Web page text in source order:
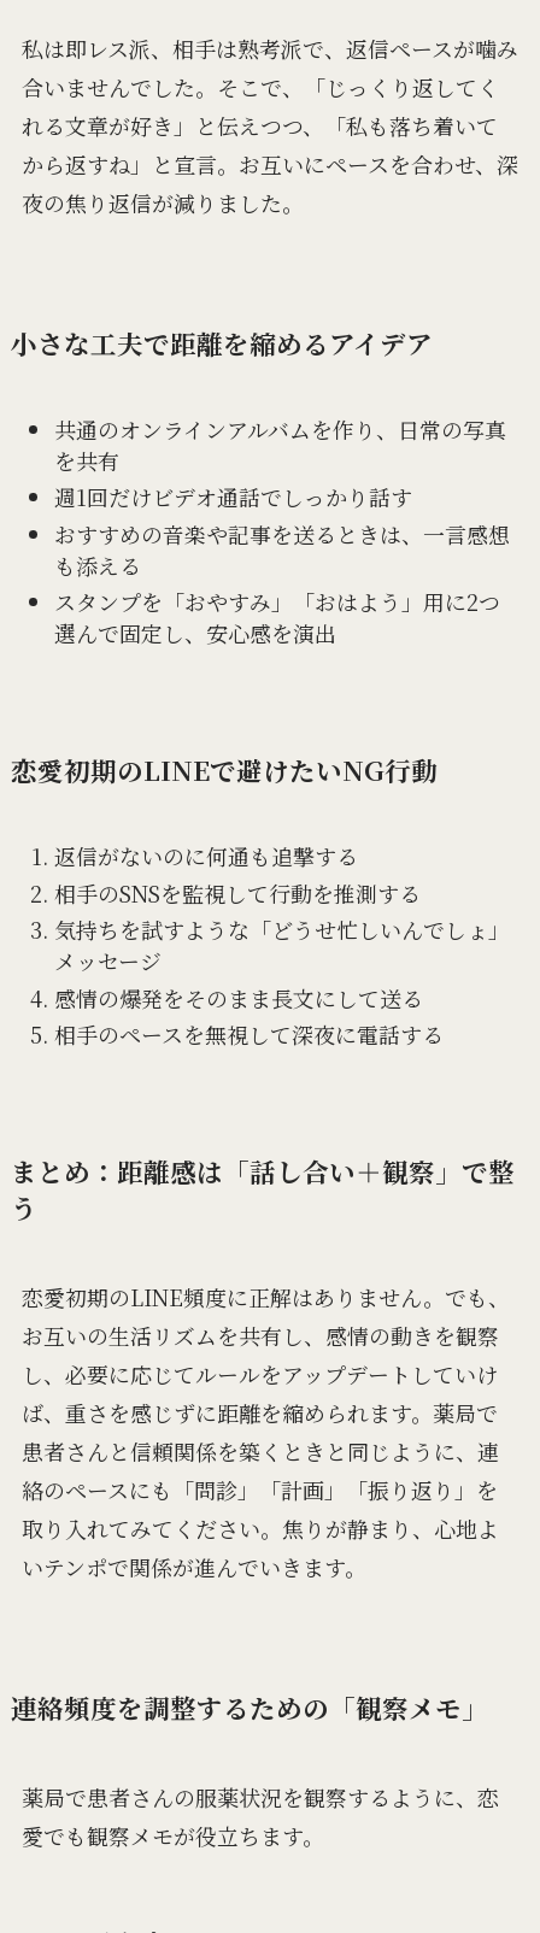
私は即レス派、相手は熟考派で、返信ペースが噛み
合いませんでした。そこで、「じっくり返してく
れる文章が好き」と伝えつつ、「私も落ち着いて
から返すね」と宣言。お互いにペースを合わせ、深
夜の焦り返信が減りました。
小さな工夫で距離を縮めるアイデア
共通のオンラインアルバムを作り、日常の写真
を共有
週1回だけビデオ通話でしっかり話す
おすすめの音楽や記事を送るときは、一言感想
も添える
スタンプを「おやすみ」「おはよう」用に2つ
選んで固定し、安心感を演出
恋愛初期のLINEで避けたいNG行動
返信がないのに何通も追撃する
相手のSNSを監視して行動を推測する
気持ちを試すような「どうせ忙しいんでしょ」
メッセージ
感情の爆発をそのまま長文にして送る
相手のペースを無視して深夜に電話する
まとめ：距離感は「話し合い＋観察」で整
う
恋愛初期のLINE頻度に正解はありません。でも、
お互いの生活リズムを共有し、感情の動きを観察
し、必要に応じてルールをアップデートしていけ
ば、重さを感じずに距離を縮められます。薬局で
患者さんと信頼関係を築くときと同じように、連
絡のペースにも「問診」「計画」「振り返り」を
取り入れてみてください。焦りが静まり、心地よ
いテンポで関係が進んでいきます。
連絡頻度を調整するための「観察メモ」
薬局で患者さんの服薬状況を観察するように、恋
愛でも観察メモが役立ちます。